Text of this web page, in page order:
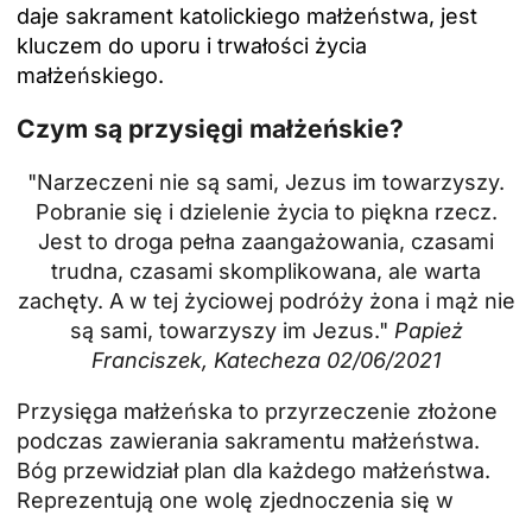
daje sakrament katolickiego małżeństwa, jest
kluczem do uporu i trwałości życia
małżeńskiego.
Czym są przysięgi małżeńskie?
"Narzeczeni nie są sami, Jezus im towarzyszy.
Pobranie się i dzielenie życia to piękna rzecz.
Jest to droga pełna zaangażowania, czasami
trudna, czasami skomplikowana, ale warta
zachęty. A w tej życiowej podróży żona i mąż nie
są sami, towarzyszy im Jezus." Papież
Franciszek, Katecheza 02/06/2021
Przysięga małżeńska to przyrzeczenie złożone
podczas zawierania sakramentu małżeństwa.
Bóg przewidział plan dla każdego małżeństwa.
Reprezentują one wolę zjednoczenia się w